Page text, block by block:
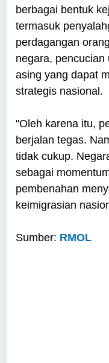
berbagai bentuk
termasuk
perdagangan
negara,
asing yang dapat
strategis nasional.
"Oleh karena itu,
berjalan tegas.
tidak cukup.
sebagai
pembenahan
keimigrasian
Sumber: RMOL